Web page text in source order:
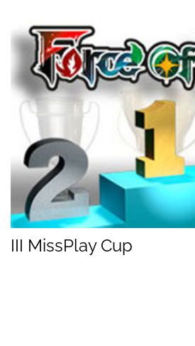
III MissPlay Cup